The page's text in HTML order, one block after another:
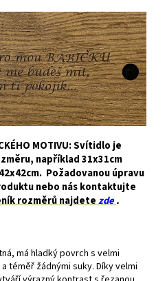
MOTIVU: Svítidlo je
například 31x31cm
Požadovanou úpravu
nebo nás kontaktujte
rozměrů najdetezde.
má hladký povrch s velmi
téměř žádnými suky. Díky velmi